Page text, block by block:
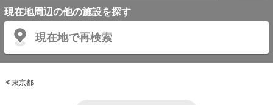
現在地周辺の他の施設を探す
現在地で再検索
東京都